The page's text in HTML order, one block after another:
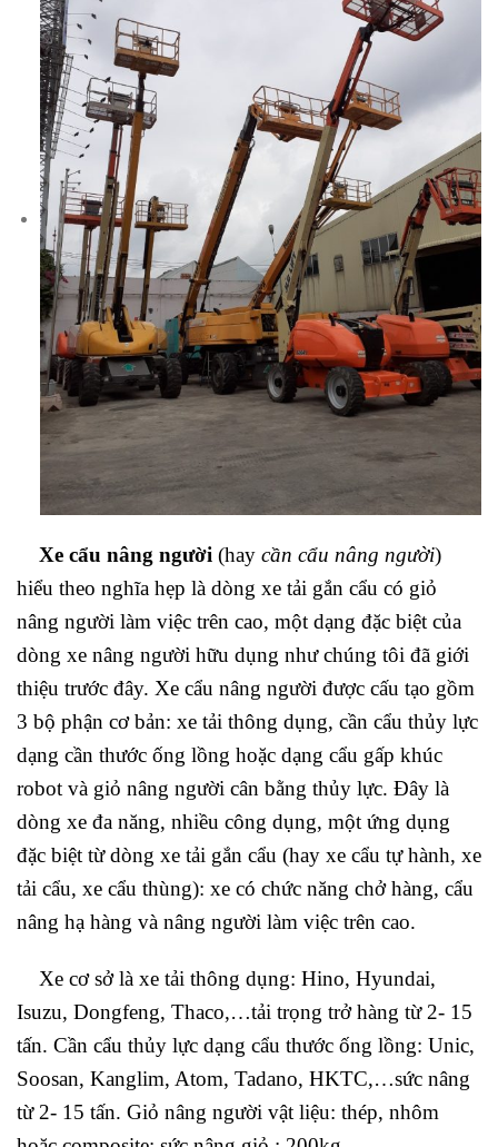
Xe cẩu nâng người (hay cần cẩu nâng người)
hiểu theo nghĩa hẹp là dòng xe tải gắn cẩu có giỏ
nâng người làm việc trên cao, một dạng đặc biệt của
dòng xe nâng người hữu dụng như chúng tôi đã giới
thiệu trước đây. Xe cẩu nâng người được cấu tạo gồm
3 bộ phận cơ bản: xe tải thông dụng, cần cẩu thủy lực
dạng cần thước ống lồng hoặc dạng cẩu gấp khúc
robot và giỏ nâng người cân bằng thủy lực. Đây là
dòng xe đa năng, nhiều công dụng, một ứng dụng
đặc biệt từ dòng xe tải gắn cẩu (hay xe cẩu tự hành, xe
tải cẩu, xe cẩu thùng): xe có chức năng chở hàng, cẩu
nâng hạ hàng và nâng người làm việc trên cao.
Xe cơ sở là xe tải thông dụng: Hino, Hyundai,
Isuzu, Dongfeng, Thaco,…tải trọng trở hàng từ 2- 15
tấn. Cần cẩu thủy lực dạng cẩu thước ống lồng: Unic,
Soosan, Kanglim, Atom, Tadano, HKTC,…sức nâng
từ 2- 15 tấn. Giỏ nâng người vật liệu: thép, nhôm